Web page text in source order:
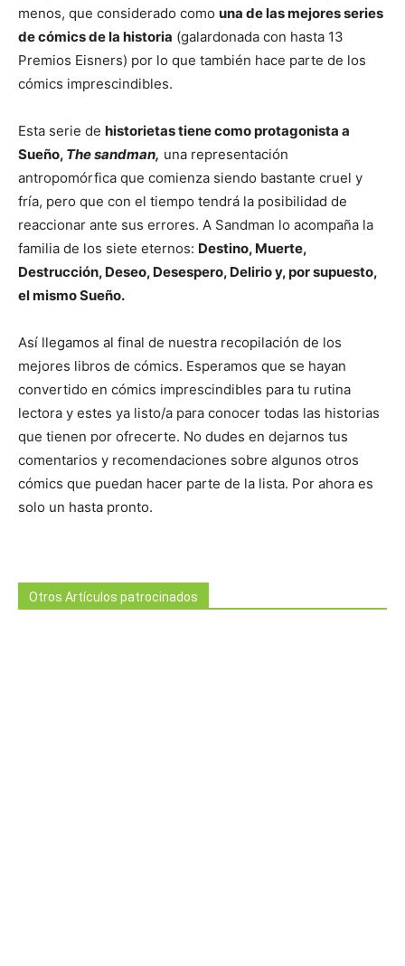
menos, que considerado como una de las mejores series
de cómics de la historia (galardonada con hasta 13
Premios Eisners) por lo que también hace parte de los
cómics imprescindibles.
Esta serie de historietas tiene como protagonista a
Sueño, The sandman, una representación
antropomórfica que comienza siendo bastante cruel y
fría, pero que con el tiempo tendrá la posibilidad de
reaccionar ante sus errores. A Sandman lo acompaña la
familia de los siete eternos: Destino, Muerte,
Destrucción, Deseo, Desespero, Delirio y, por supuesto,
el mismo Sueño.
Así llegamos al final de nuestra recopilación de los
mejores libros de cómics. Esperamos que se hayan
convertido en cómics imprescindibles para tu rutina
lectora y estes ya listo/a para conocer todas las historias
que tienen por ofrecerte. No dudes en dejarnos tus
comentarios y recomendaciones sobre algunos otros
cómics que puedan hacer parte de la lista. Por ahora es
solo un hasta pronto.
Otros Artículos patrocinados